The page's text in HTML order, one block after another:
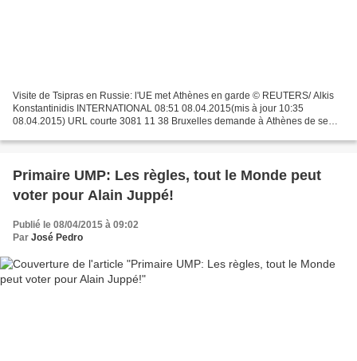
Visite de Tsipras en Russie: l'UE met Athènes en garde © REUTERS/ Alkis
Konstantinidis INTERNATIONAL 08:51 08.04.2015(mis à jour 10:35
08.04.2015) URL courte 3081 11 38 Bruxelles demande à Athènes de se
Primaire UMP: Les règles, tout le Monde peut
voter pour Alain Juppé!
Publié le 08/04/2015 à 09:02
Par José Pedro